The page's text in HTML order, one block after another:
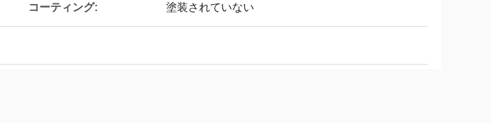
コーティング: 塗装されていない